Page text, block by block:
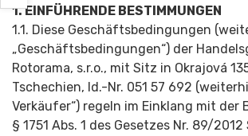
1. EINFÜHRENDE BESTIMMUNGEN
1.1. Diese Geschäftsbedin­gungen
„Geschäftsbedin­gungen“) der
Rotorama, s.r.o., mit Sitz in Okrajová
Tschechien, Id.-Nr. 051 57 692
Verkäufer“) regeln im Einklang mit der
§ 1751 Abs. 1 des Gesetzes Nr. 89/2012